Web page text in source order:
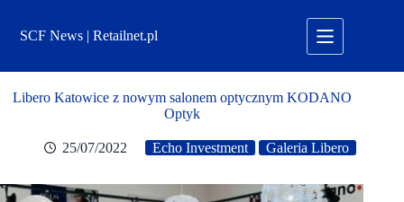
treściSCF News | Retailnet.pl
Libero Katowice z nowym salonem optycznym KODANO
Optyk
25/07/2022 Echo Investment Galeria Libero